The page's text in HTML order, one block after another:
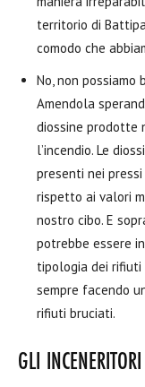
territorio di
comodo che
No, non
Amendola
diossine prodotte
l’incendio. Le
presenti nei
rispetto ai valori
nostro cibo. E
potrebbe essere
tipologia dei rifiuti
sempre facendo
rifiuti bruciati.
GLI INCENERITORI